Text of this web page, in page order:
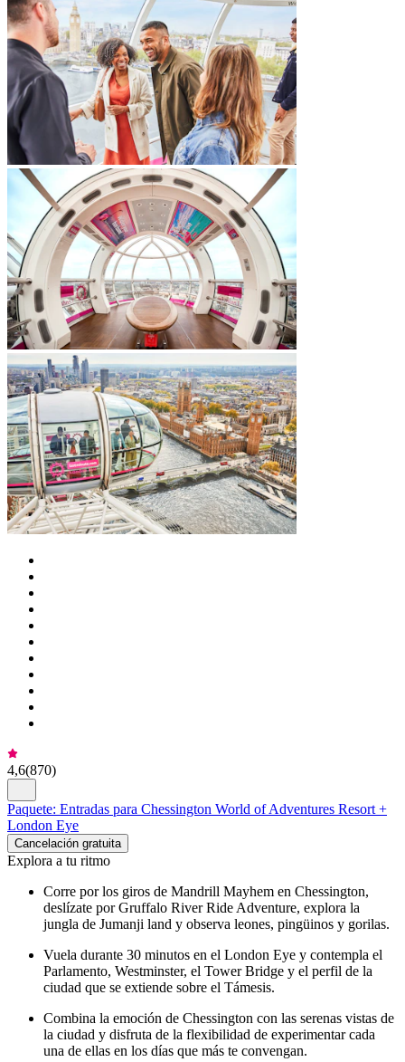
4,6(870)
Paquete: Entradas para Chessington World of Adventures Resort +
London Eye
Cancelación gratuita
Explora a tu ritmo
Corre por los giros de Mandrill Mayhem en Chessington,
deslízate por Gruffalo River Ride Adventure, explora la
jungla de Jumanji land y observa leones, pingüinos y gorilas.
Vuela durante 30 minutos en el London Eye y contempla el
Parlamento, Westminster, el Tower Bridge y el perfil de la
ciudad que se extiende sobre el Támesis.
Combina la emoción de Chessington con las serenas vistas de
la ciudad y disfruta de la flexibilidad de experimentar cada
una de ellas en los días que más te convengan.